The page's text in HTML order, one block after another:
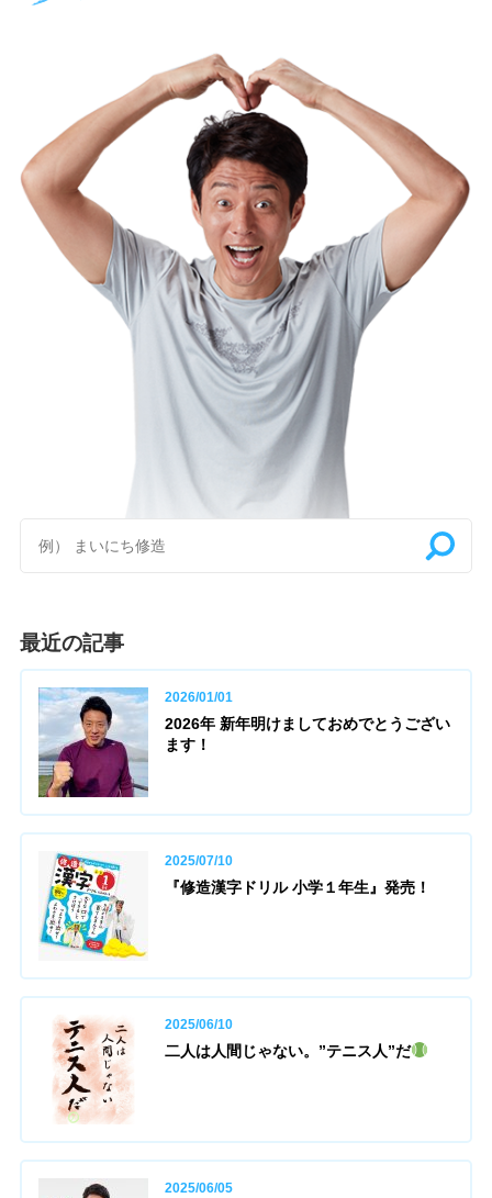
最近の記事
2026/01/01
2026年 新年明けましておめでとうござい
ます！
2025/07/10
『修造漢字ドリル 小学１年生』発売！
2025/06/10
二人は人間じゃない。”テニス人”だ
2025/06/05